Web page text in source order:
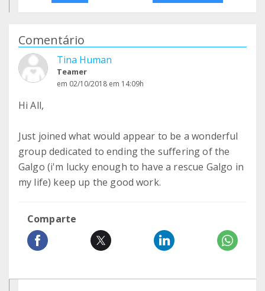
Comentário
Tina Human
Teamer
em 02/10/2018 em 14:09h
Hi All,
Just joined what would appear to be a wonderful
group dedicated to ending the suffering of the
Galgo (i'm lucky enough to have a rescue Galgo in
my life) keep up the good work.
Comparte